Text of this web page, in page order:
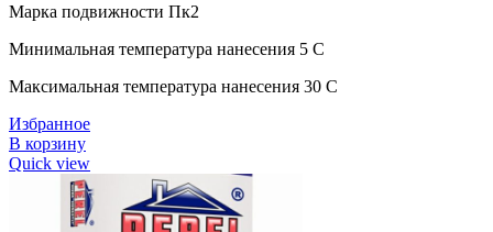
Марка подвижности Пк2
Минимальная температура нанесения 5 C
Максимальная температура нанесения 30 C
Избранное
В корзину
Quick view